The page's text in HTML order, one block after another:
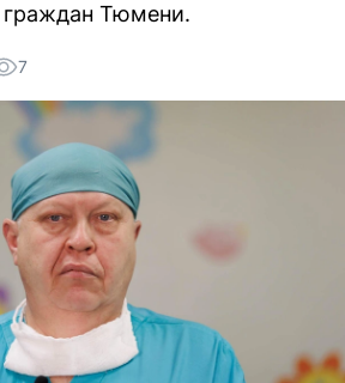
граждан Тюмени.
7